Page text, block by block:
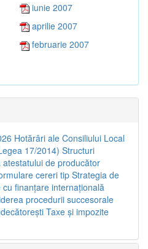
iunie 2007
aprilie 2007
februarie 2007
Hotărâri ale Consiliului Local
17/2014) Structuri
de producător
cereri tipStrategia de
cu finanţare internaţională
procedurii succesorale
Taxe şi impozite